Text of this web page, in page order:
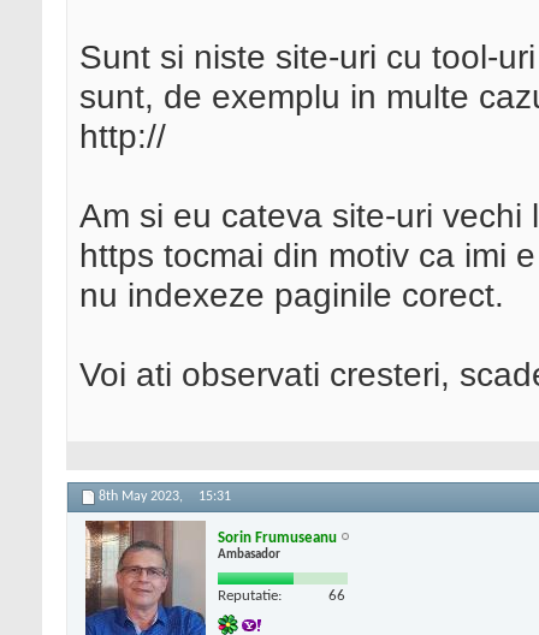
Sunt si niste site-uri cu tool-
sunt, de exemplu in multe
http://
Am si eu cateva site-uri
https tocmai din motiv ca imi
nu indexeze paginile corect.
Voi ati observati cresteri,
8th May 2023, 15:31
Sorin Frumuseanu
Ambasador
Reputatie: 66